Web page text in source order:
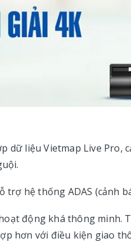
dữ liệu Vietmap Live Pro,
trợ hệ thống ADAS (cảnh
động khá thông minh.
hơn với điều kiện giao